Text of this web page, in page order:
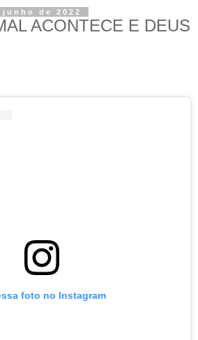
de 2022
ACONTECE E DEUS
foto no Instagram